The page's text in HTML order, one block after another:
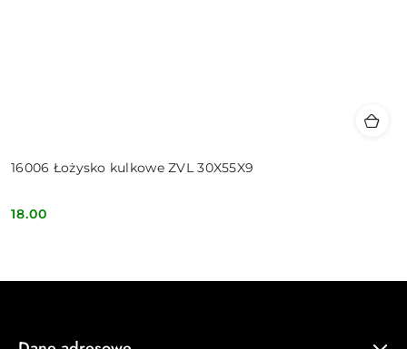
16006 Łożysko kulkowe ZVL 30X55X9
Cena:
18.00